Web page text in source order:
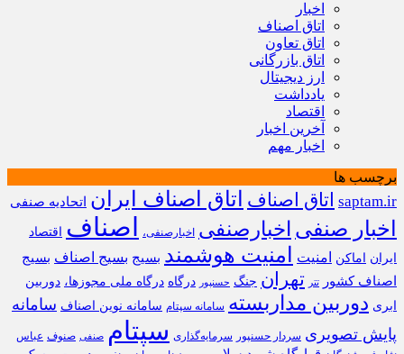
اخبار
اتاق اصناف
اتاق تعاون
اتاق بازرگانی
ارز دیجیتال
یادداشت
اقتصاد
آخرین اخبار
اخبار مهم
برچسب ها
saptam.ir اتاق اصناف اتاق اصناف ایران اتحادیه صنفی
اخبار صنفی اخبارصنفی اخبارصنفی، اصناف
اقتصاد
ایران
اماکن امنیت امنیت هوشمند بسیج بسیج اصناف بسیج
اصناف کشور
تتر تهران جنگ حسنپور درگاه درگاه ملی مجوزها، دوربین
ابری دوربین مداربسته سامانه سپتام سامانه نوین اصناف سامانه
پایش تصویری سردار حسنپور سرمایه‌گذاری سپتام صنفی صنوف عباس